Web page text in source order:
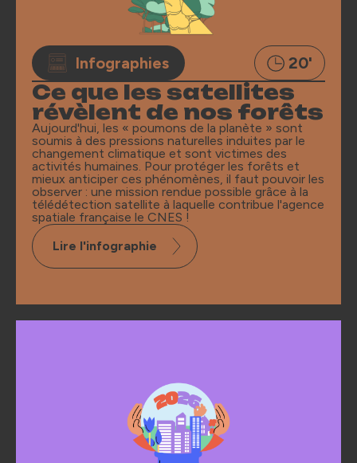
Infographies 20'
Ce que les satellites
révèlent de nos forêts
Aujourd'hui, les « poumons de la planète » sont
soumis à des pressions naturelles induites par le
changement climatique et sont victimes des
activités humaines. Pour protéger les forêts et
mieux anticiper ces phénomènes, il faut pouvoir les
observer : une mission rendue possible grâce à la
télédétection satellite à laquelle contribue l'agence
spatiale française le CNES !
Lire l'infographie